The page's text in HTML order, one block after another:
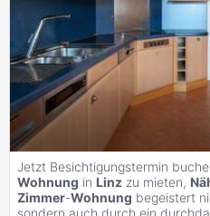
Jetzt Besichtigungstermin
Wohnung in Linz zu mieten,
Zimmer-Wohnung begeistert
sondern auch durch ein